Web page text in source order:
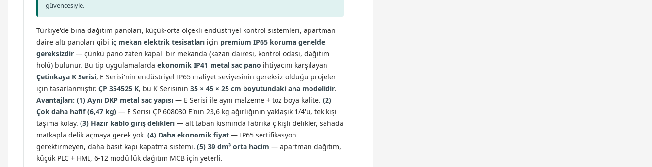
güvencesiyle.
Türkiye'de bina dağıtım panoları, küçük-orta ölçekli endüstriyel kontrol sistemleri, apartman
daire altı panoları gibi iç mekan elektrik tesisatları için premium IP65 koruma genelde
gereksizdir — çünkü pano zaten kapalı bir mekanda (kazan dairesi, kontrol odası, dağıtım
holü) bulunur. Bu tip uygulamalarda ekonomik IP41 metal sac pano ihtiyacını karşılayan
Çetinkaya K Serisi, E Serisi'nin endüstriyel IP65 maliyet seviyesinin gereksiz olduğu projeler
için tasarlanmıştır. ÇP 354525 K, bu K Serisinin 35 × 45 × 25 cm boyutundaki ana modelidir.
Avantajları: (1) Aynı DKP metal sac yapısı — E Serisi ile aynı malzeme + toz boya kalite. (2)
Çok daha hafif (6,47 kg) — E Serisi ÇP 608030 E'nin 23,6 kg ağırlığının yaklaşık 1/4'ü, tek kişi
taşıma kolay. (3) Hazır kablo giriş delikleri — alt taban kısmında fabrika çıkışlı delikler, sahada
matkapla delik açmaya gerek yok. (4) Daha ekonomik fiyat — IP65 sertifikasyon
gerektirmeyen, daha basit kapı kapatma sistemi. (5) 39 dm³ orta hacim — apartman dağıtım,
küçük PLC + HMI, 6-12 modüllük dağıtım MCB için yeterli.